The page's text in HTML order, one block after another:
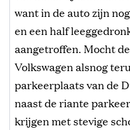
want in de auto zijn
en een half
aangetroffen. Mocht
Volkswagen alsnog
parkeerplaats van de
naast de riante
krijgen met stevige